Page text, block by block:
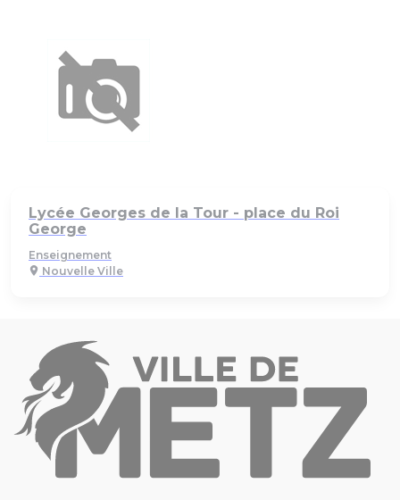
Lycée Georges de la Tour - place du Roi
George
Enseignement
Nouvelle Ville